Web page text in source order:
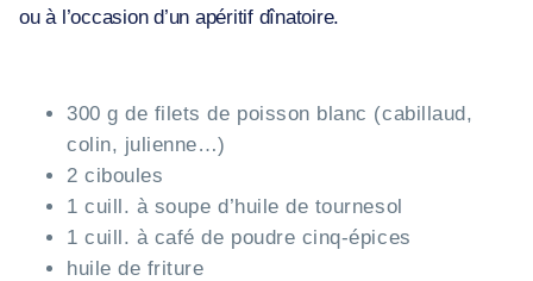
ou à l’occasion d’un apéritif dînatoire.
300 g de filets de poisson blanc (cabillaud,
colin, julienne…)
2 ciboules
1 cuill. à soupe d’huile de tournesol
1 cuill. à café de poudre cinq-épices
huile de friture